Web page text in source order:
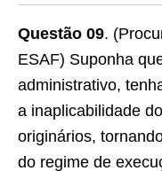
Questão 09.
ESAF) Suponha
administrativo,
a inaplicabilidade
originários,
do regime de